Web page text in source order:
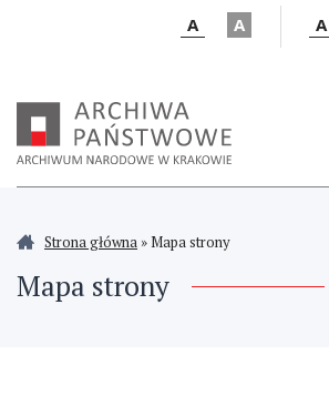
A A A
Strona główna »Mapa strony
Mapa strony